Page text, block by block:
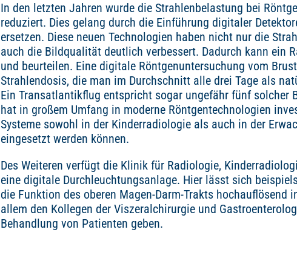
In den letzten Jahren wurde die Strahlenbelastung bei
reduziert. Dies gelang durch die Einführung digitaler
ersetzen. Diese neuen Technologien haben nicht nur die
auch die Bildqualität deutlich verbessert. Dadurch kann ein
und beurteilen. Eine digitale Röntgenuntersuchung vom
Strahlendosis, die man im Durchschnitt alle drei Tage als
Ein Transatlantikflug entspricht sogar ungefähr fünf solcher
hat in großem Umfang in moderne Röntgentechnologien
Systeme sowohl in der Kinderradiologie als auch in der
eingesetzt werden können.
Des Weiteren verfügt die Klinik für Radiologie,
eine digitale Durchleuchtungsanlage. Hier lässt sich
die Funktion des oberen Magen-Darm-Trakts hochauflösend
allem den Kollegen der Viszeralchirurgie und
Behandlung von Patienten geben.